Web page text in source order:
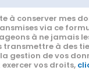
à conserver mes
via ce
à ne jamais
transmettre à des
gestion de vos
vos droits,